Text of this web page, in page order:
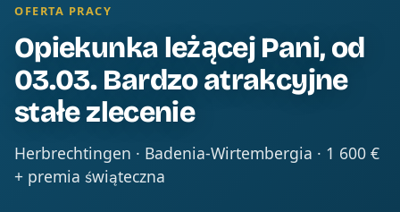
OFERTA PRACY
Opiekunka leżącej Pani, od
03.03. Bardzo atrakcyjne
stałe zlecenie
Herbrechtingen · Badenia-Wirtembergia · 1 600 €
+ premia świąteczna